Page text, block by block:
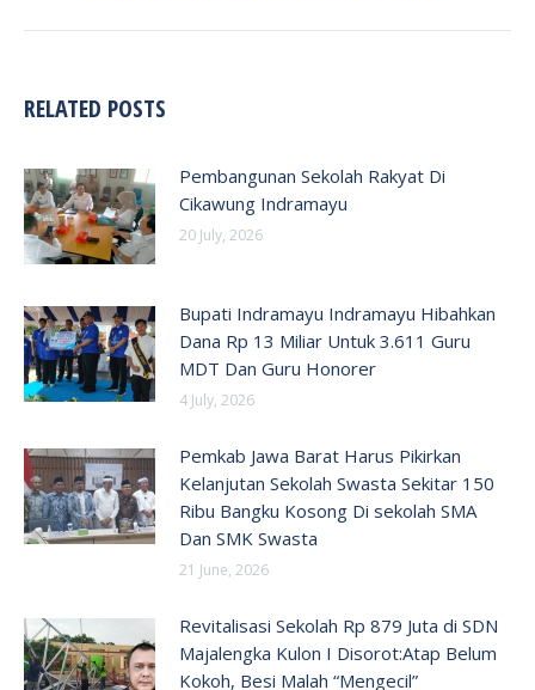
RELATED POSTS
Pembangunan Sekolah Rakyat Di
Cikawung Indramayu
20 July, 2026
Bupati Indramayu Indramayu Hibahkan
Dana Rp 13 Miliar Untuk 3.611 Guru
MDT Dan Guru Honorer
4 July, 2026
Pemkab Jawa Barat Harus Pikirkan
Kelanjutan Sekolah Swasta Sekitar 150
Ribu Bangku Kosong Di sekolah SMA
Dan SMK Swasta
21 June, 2026
Revitalisasi Sekolah Rp 879 Juta di SDN
Majalengka Kulon I Disorot:Atap Belum
Kokoh, Besi Malah “Mengecil”